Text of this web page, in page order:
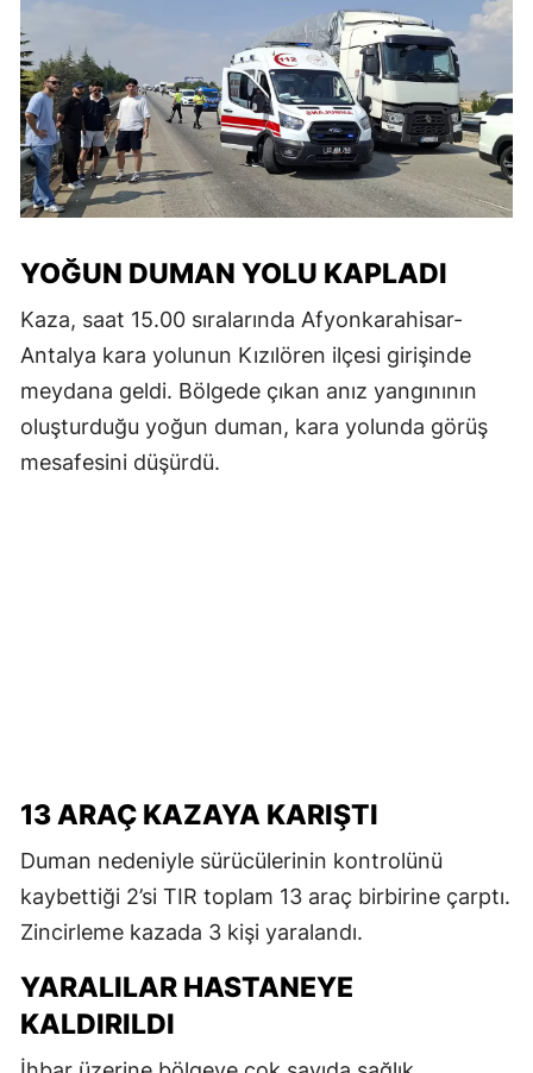
YOĞUN DUMAN YOLU KAPLADI
Kaza, saat 15.00 sıralarında Afyonkarahisar-
Antalya kara yolunun Kızılören ilçesi girişinde
meydana geldi. Bölgede çıkan anız yangınının
oluşturduğu yoğun duman, kara yolunda görüş
mesafesini düşürdü.
13 ARAÇ KAZAYA KARIŞTI
Duman nedeniyle sürücülerinin kontrolünü
kaybettiği 2’si TIR toplam 13 araç birbirine çarptı.
Zincirleme kazada 3 kişi yaralandı.
YARALILAR HASTANEYE
KALDIRILDI